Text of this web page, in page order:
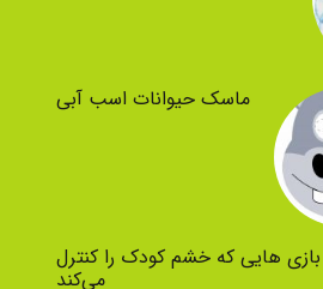
ماسک حیوانات اسب آبی
بازی هایی که خشم کودک را کنترل
می‌کند